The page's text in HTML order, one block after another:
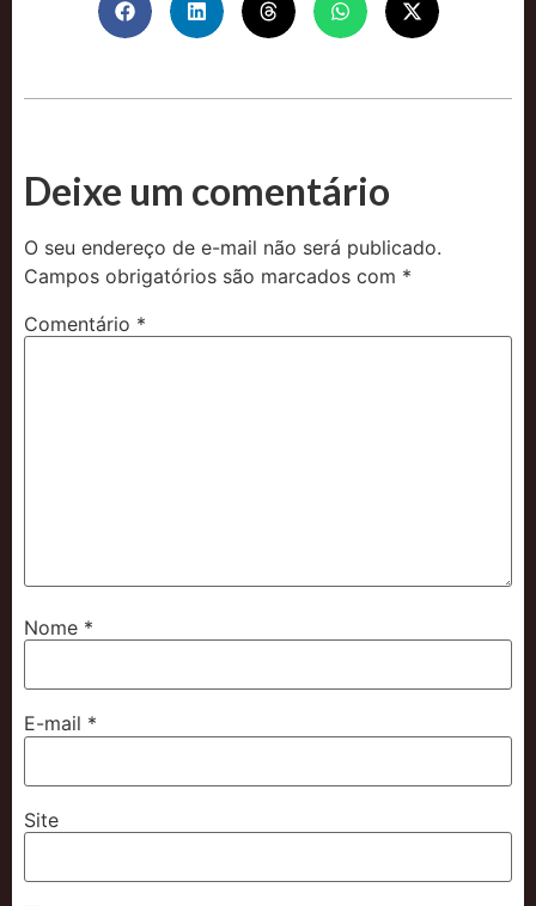
Deixe um comentário
O seu endereço de e-mail não será publicado.
Campos obrigatórios são marcados com *
Comentário *
Nome *
E-mail *
Site